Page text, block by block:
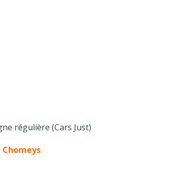
régulière (Cars Just)
Chomeys.